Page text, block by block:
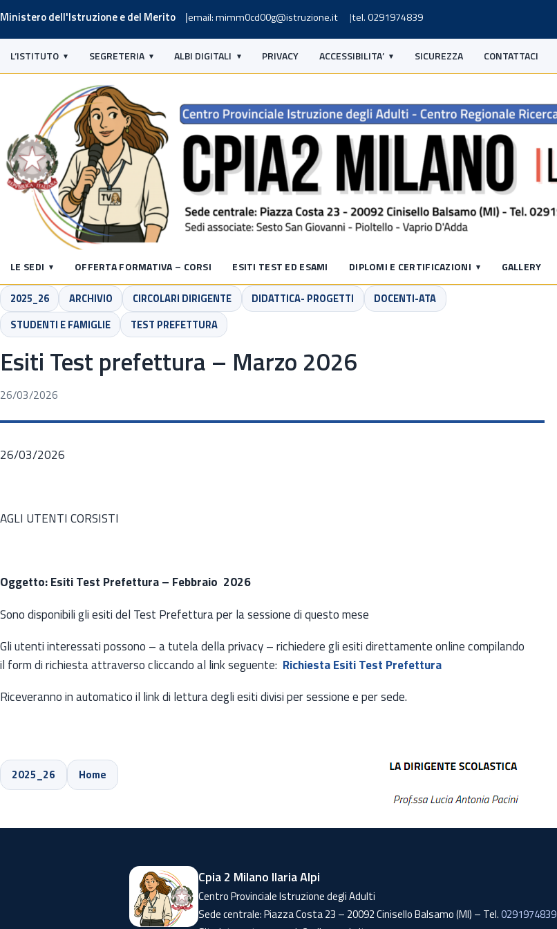
Ministero dell'Istruzione e del Merito email: mimm0cd00g@istruzione.it tel. 0291974839
L’ISTITUTO SEGRETERIA ALBI DIGITALI PRIVACY ACCESSIBILITA’ SICUREZZA CONTATTACI
LE SEDI OFFERTA FORMATIVA – CORSI ESITI TEST ED ESAMI DIPLOMI E CERTIFICAZIONI GALLERY
2025_26 ARCHIVIO CIRCOLARI DIRIGENTE DIDATTICA- PROGETTI
DOCENTI-ATA
STUDENTI E FAMIGLIE
TEST PREFETTURA
Esiti Test prefettura – Marzo 2026
26/03/2026
26/03/2026
AGLI UTENTI CORSISTI
Oggetto: Esiti Test Prefettura – Febbraio 2026
Sono disponibili gli esiti del Test Prefettura per la sessione di questo mese
Gli utenti interessati possono – a tutela della privacy – richiedere gli esiti direttamente online compilando
il form di richiesta attraverso cliccando al link seguente: Richiesta Esiti Test Prefettura
Riceveranno in automatico il link di lettura degli esiti divisi per sessione e per sede.
2025_26 Home
Cpia 2 Milano Ilaria Alpi
Centro Provinciale Istruzione degli Adulti
Sede centrale: Piazza Costa 23 – 20092 Cinisello Balsamo (MI) – Tel.0291974839